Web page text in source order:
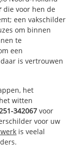
die voor hen de
een vakschilder
om binnen
te
een
is vertrouwen
het
witten
342067 voor
voor uw
is veelal